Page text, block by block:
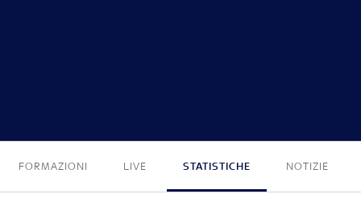
FORMAZIONI LIVE STATISTICHE NOTIZIE